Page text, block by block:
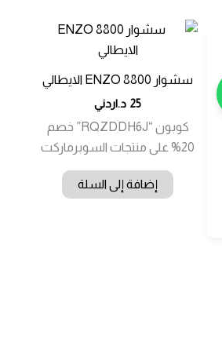
سشوار 8800 ENZO الايطالي
25 د.اردني
كوبون “RQZDDH6J” خصم
20% على منتجات السوبرماركت
إضافة إلى السلة